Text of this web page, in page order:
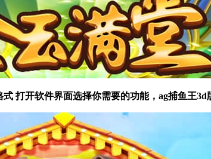
打开软件界面选择你需要的功能，ag捕鱼王